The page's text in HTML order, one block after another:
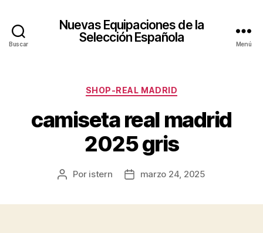
Buscar
Nuevas Equipaciones de la
Selección Española
Menú
Categorías
SHOP-REAL MADRID
camiseta real madrid
2025 gris
Autor
Por istern
Fechamarzo 24, 2025